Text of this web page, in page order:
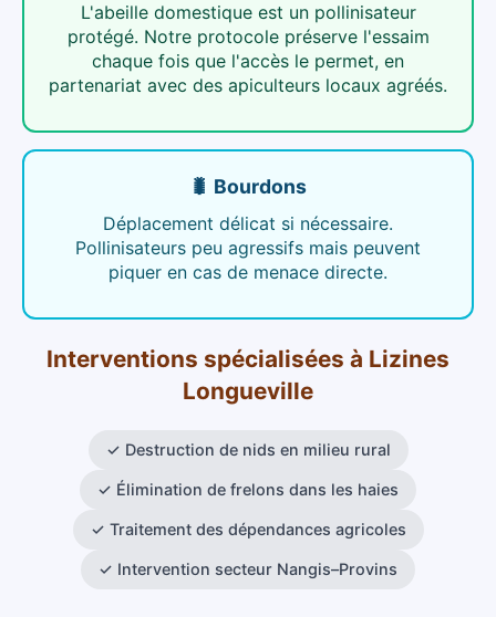
L'abeille domestique est un pollinisateur
protégé. Notre protocole préserve l'essaim
chaque fois que l'accès le permet, en
partenariat avec des apiculteurs locaux agréés.
🐛 Bourdons
Déplacement délicat si nécessaire.
Pollinisateurs peu agressifs mais peuvent
piquer en cas de menace directe.
Interventions spécialisées à Lizines
Longueville
✓ Destruction de nids en milieu rural
✓ Élimination de frelons dans les haies
✓ Traitement des dépendances agricoles
✓ Intervention secteur Nangis–Provins